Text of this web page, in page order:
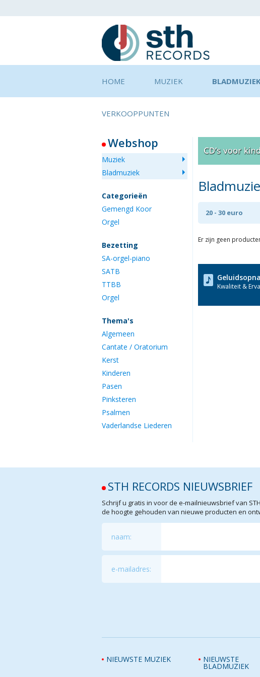
HOME MUZIEK
VERKOOPPUNTEN
Webshop
Muziek
Bladmuziek
Categorieën
Gemengd Koor
Orgel
Bezetting
SA-orgel-piano
SATB
TTBB
Orgel
Thema's
Algemeen
Cantate / Oratorium
Kerst
Kinderen
Pasen
Pinksteren
Psalmen
Vaderlandse Liederen
20 - 30 euro
Er zijn geen
Kwaliteit &
STH RECORDS NIEUWSBRIEF
Schrijf u gratis in voor de e-mailnieuwsbrief van
de hoogte gehouden van nieuwe producten en
naam:
e-mailadres:
NIEUWSTE MUZIEK NIEUWSTE
BLADMUZIEK